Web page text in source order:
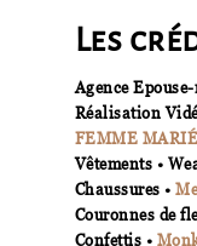
Les
Agence
Réalisation
FEMME
Vêtements •
Chaussures •
Couronnes de
Confettis •